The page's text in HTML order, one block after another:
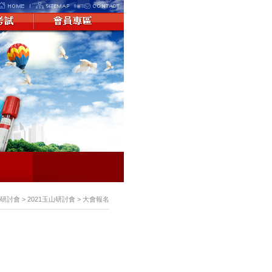
討會 > 2021玉山研討會 > 大會報名